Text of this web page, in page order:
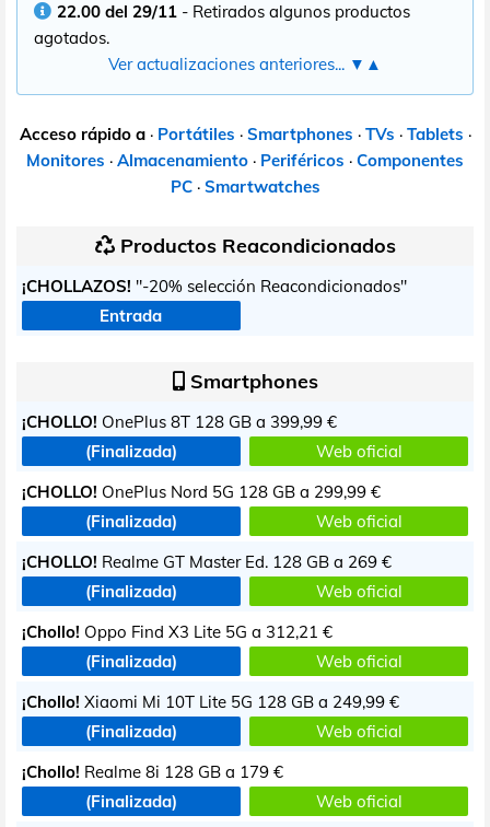
22.00 del 29/11 - Retirados algunos productos
agotados.
Ver actualizaciones anteriores... ▼▲
Acceso rápido a· Portátiles · Smartphones · TVs · Tablets ·
Monitores · Almacenamiento · Periféricos · Componentes
PC· Smartwatches
Productos Reacondicionados
¡CHOLLAZOS! "-20% selección Reacondicionados"
Entrada
Smartphones
¡CHOLLO! OnePlus 8T 128 GB a 399,99 €
(Finalizada)
Web oficial
¡CHOLLO! OnePlus Nord 5G 128 GB a 299,99 €
(Finalizada)
Web oficial
¡CHOLLO! Realme GT Master Ed. 128 GB a 269 €
(Finalizada)
Web oficial
¡Chollo! Oppo Find X3 Lite 5G a 312,21 €
(Finalizada)
Web oficial
¡Chollo! Xiaomi Mi 10T Lite 5G 128 GB a 249,99 €
(Finalizada)
Web oficial
¡Chollo! Realme 8i 128 GB a 179 €
(Finalizada)
Web oficial